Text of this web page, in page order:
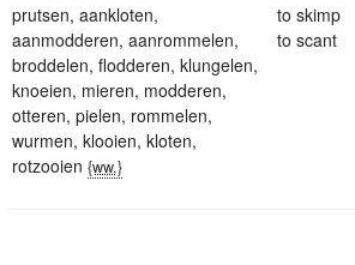
prutsen, aankloten,
aanmodderen, aanrommelen,
broddelen, flodderen, klungelen,
knoeien, mieren, modderen,
otteren, pielen, rommelen,
wurmen, klooien, kloten,
rotzooien {ww.}
to skimp
to scant